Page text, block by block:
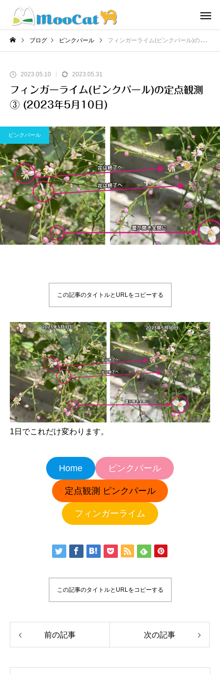
ブログ ピンクパール フィンガーライム(ピンクパール)の定点観測③ (2023年5月10日)
2023.05.10 2023.05.31
フィンガーライム(ピンクパール)の定点観測
③ (2023年5月10日)
ピンクパール
この記事のタイトルとURLをコピーする
1日でこれだけ変わります。
Home ピンクパール
定点観測 ピンクパール
フィンガーライム
この記事のタイトルとURLをコピーする
前の記事 次の記事